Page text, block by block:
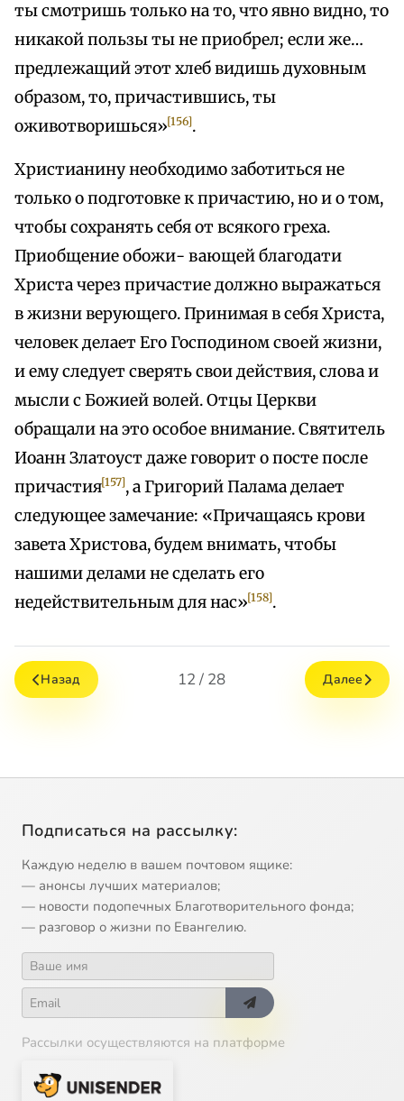
ты смотришь только на то, что явно видно, то
никакой пользы ты не приобрел; если же…
предлежащий этот хлеб видишь духовным
образом, то, причастившись, ты
оживотворишься»[156].
Христианину необходимо заботиться не
только о подготовке к причастию, но и о том,
чтобы сохранять себя от всякого греха.
Приобщение обожи- вающей благодати
Христа через причастие должно выражаться
в жизни верующего. Принимая в себя Христа,
человек делает Его Господином своей жизни,
и ему следует сверять свои действия, слова и
мысли с Божией волей. Отцы Церкви
обращали на это особое внимание. Святитель
Иоанн Златоуст даже говорит о посте после
причастия[157], а Григорий Палама делает
следующее замечание: «Причащаясь крови
завета Христова, будем внимать, чтобы
нашими делами не сделать его
недействительным для нас»[158].
Назад 12 / 28 Далее
Подписаться на рассылку:
Каждую неделю в вашем почтовом ящике:
— анонсы лучших материалов;
— новости подопечных Благотворительного фонда;
— разговор о жизни по Евангелию.
Рассылки осуществляются на платформе